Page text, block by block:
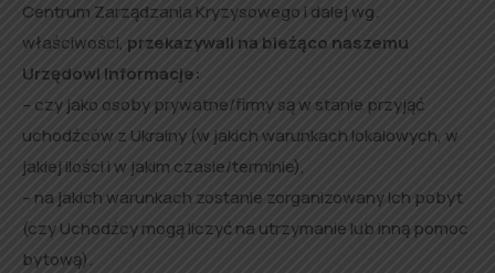
Centrum Zarządzania Kryzysowego i dalej wg.
właściwości, przekazywali na bieżąco naszemu
Urzędowi informacje:
– czy jako osoby prywatne/firmy są w stanie przyjąć
uchodźców z Ukrainy (w jakich warunkach lokalowych, w
jakiej ilości i w jakim czasie/terminie),
– na jakich warunkach zostanie zorganizowany Ich pobyt
(czy Uchodźcy mogą liczyć na utrzymanie lub inną pomoc
bytową).